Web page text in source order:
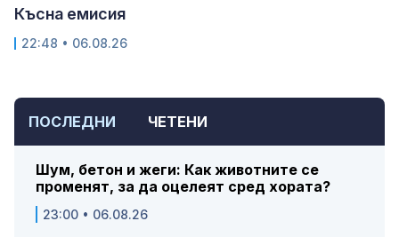
ПОСЛЕДНИ ЧЕТЕНИ
Шум, бетон и жеги: Как животните се
променят, за да оцелеят сред хората?
23:00 • 06.08.26
Късна емисия
22:48 • 06.08.26